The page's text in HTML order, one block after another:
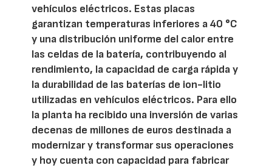
vehículos eléctricos. Estas placas
garantizan temperaturas inferiores a 40 °C
y una distribución uniforme del calor entre
las celdas de la batería, contribuyendo al
rendimiento, la capacidad de carga rápida y
la durabilidad de las baterías de ion-litio
utilizadas en vehículos eléctricos. Para ello
la planta ha recibido una inversión de varias
decenas de millones de euros destinada a
modernizar y transformar sus operaciones
y hoy cuenta con capacidad para fabricar